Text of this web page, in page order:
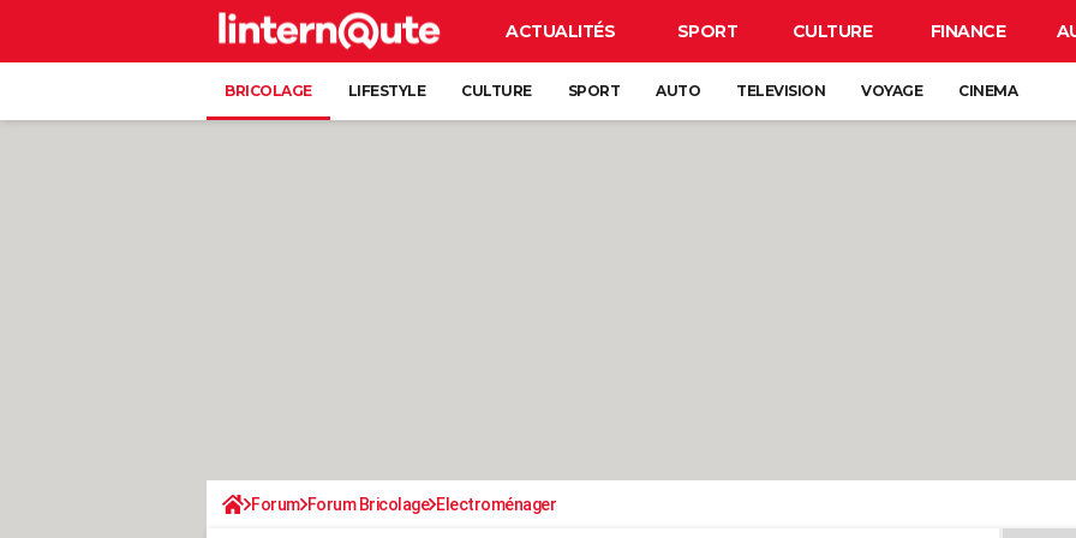
ACTUALITÉS SPORT CULTURE FINANCE
BRICOLAGE LIFESTYLE CULTURE SPORT AUTO TELEVISION VOYAGE CINEMA
Forum Forum Bricolage Electroménager